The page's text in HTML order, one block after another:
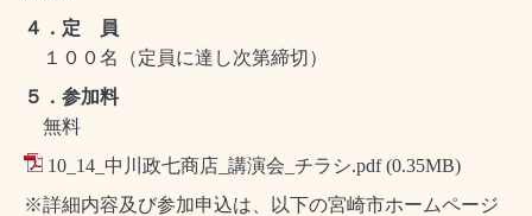
４．定 員
１００名（定員に達し次第締切）
５．参加料
無料
10_14_中川政七商店_講演会_チラシ.pdf (0.35MB)
※詳細内容及び参加申込は、以下の宮崎市ホームページ